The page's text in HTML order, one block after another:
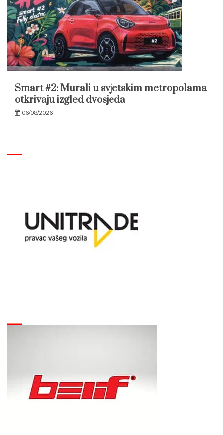
Smart #2: Murali u svjetskim metropolama
otkrivaju izgled dvosjeda
06/08/2026